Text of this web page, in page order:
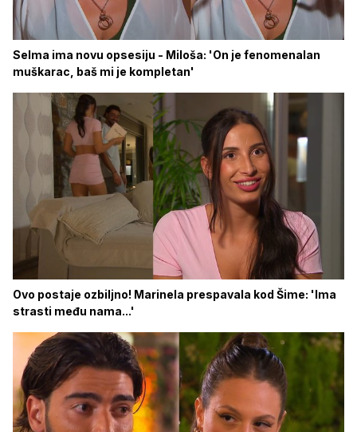
Selma ima novu opsesiju - Miloša: 'On je fenomenalan
muškarac, baš mi je kompletan'
Ovo postaje ozbiljno! Marinela prespavala kod Šime: 'Ima
strasti među nama...'